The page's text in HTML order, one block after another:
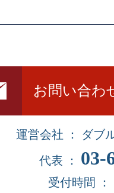
お問い合わ
運営会社 ： ダブ
代表 ： 03-
受付時間 ：